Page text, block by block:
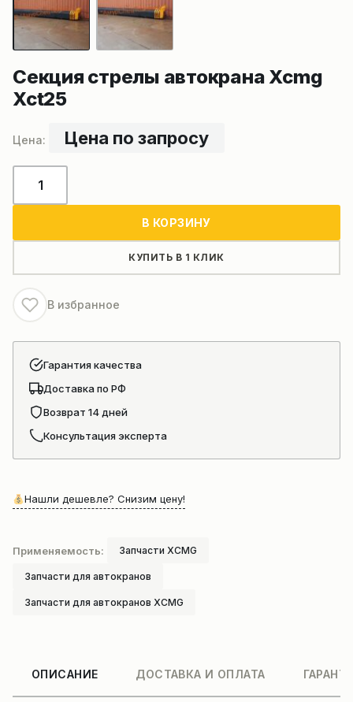
Секция стрелы автокрана Xcmg
Xct25
Цена по запросу
товара
Xcmg
Xct25
В КОРЗИНУ
КУПИТЬ В 1 КЛИК
В избранное
Гарантия качества
Доставка по РФ
Возврат 14 дней
Консультация эксперта
Нашли дешевле? Снизим цену!
Применяемость: Запчасти XCMG
Запчасти для автокранов
Запчасти для автокранов XCMG
ОПИСАНИЕ ДОСТАВКА И ОПЛАТА